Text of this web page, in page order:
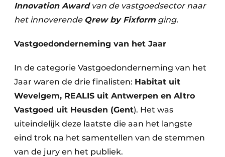
Software
Innovation Awardvan de vastgoedsector naar
het innoverende Qrew by Fixform ging.
Vastgoedonderneming van het Jaar
In de categorie Vastgoedonderneming van het
Jaar waren de drie finalisten: Habitat uit
Wevelgem, REALIS uit Antwerpen en Altro
Vastgoed uit Heusden (Gent). Het was
uiteindelijk deze laatste die aan het langste
eind trok na het samentellen van de stemmen
van de jury en het publiek.